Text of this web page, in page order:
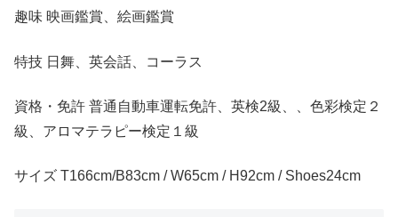
趣味 映画鑑賞、絵画鑑賞
特技 日舞、英会話、コーラス
資格・免許 普通自動車運転免許、英検2級、、色彩検定２
級、アロマテラピー検定１級
サイズ T166cm/B83cm / W65cm / H92cm / Shoes24cm